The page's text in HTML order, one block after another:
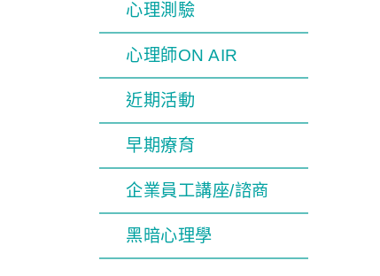
心理測驗
心理師ON AIR
近期活動
早期療育
企業員工講座/諮商
黑暗心理學